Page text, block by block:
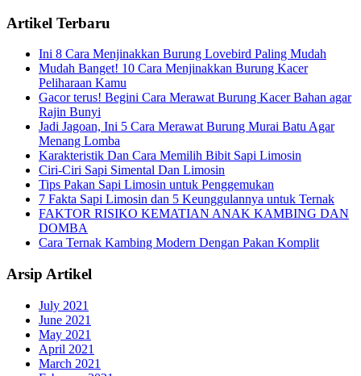
Artikel Terbaru
Ini 8 Cara Menjinakkan Burung Lovebird Paling Mudah
Mudah Banget! 10 Cara Menjinakkan Burung Kacer
Peliharaan Kamu
Gacor terus! Begini Cara Merawat Burung Kacer Bahan agar
Rajin Bunyi
Jadi Jagoan, Ini 5 Cara Merawat Burung Murai Batu Agar
Menang Lomba
Karakteristik Dan Cara Memilih Bibit Sapi Limosin
Ciri-Ciri Sapi Simental Dan Limosin
Tips Pakan Sapi Limosin untuk Penggemukan
7 Fakta Sapi Limosin dan 5 Keunggulannya untuk Ternak
FAKTOR RISIKO KEMATIAN ANAK KAMBING DAN
DOMBA
Cara Ternak Kambing Modern Dengan Pakan Komplit
Arsip Artikel
July 2021
June 2021
May 2021
April 2021
March 2021